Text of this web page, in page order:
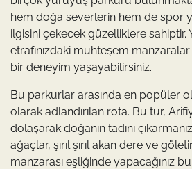
hem doğa severlerin hem de spor
ilgisini çekecek güzelliklere sahiptir.
etrafınızdaki muhteşem
bir deneyim yaşayabilirsiniz.
Bu parkurlar arasında en popüler
olarak adlandırılan rota. Bu tur,
dolaşarak doğanın tadını
ağaçlar, şırıl şırıl akan dere ve
manzarası eşliğinde yapacağınız